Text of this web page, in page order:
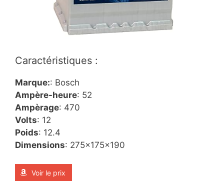
Caractéristiques :
Marque:: Bosch
Ampère-heure: 52
Ampèrage: 470
Volts: 12
Poids: 12.4
Dimensions: 275x175x190
Voir le prix